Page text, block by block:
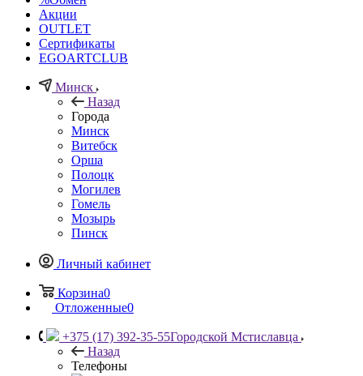
Акции
OUTLET
Сертификаты
EGOARTCLUB
Минск
Назад
Города
Минск
Витебск
Орша
Полоцк
Могилев
Гомель
Мозырь
Пинск
Личный кабинет
Корзина0
Отложенные0
+375 (17) 392-35-55Городской Мстиславца
Назад
Телефоны